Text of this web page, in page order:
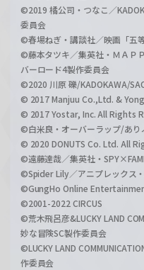
©2019 橘公司・つなこ／
委員会
©春場ねぎ・講談社／映画「五
©藤本タツキ／集英社・ＭＡＰ
バーロード4製作委員会
©2020 川原 礫/KADOKAWA/
© 2017 Manjuu Co.,Ltd. &
© 2017 Yostar, Inc. All Rights
©白米良・オーバーラップ/あり
© 2020 DONUTS Co. Ltd. All
©遠藤達哉／集英社・
©Spider Lily／アニプレックス
©GungHo Online
©2001-2022 CIRCUS
©荒木飛呂彦&LUCKY LAND
妙な冒険SC製作委員会
©LUCKY LAND
作委員会